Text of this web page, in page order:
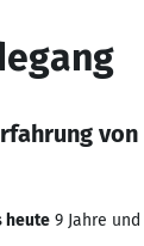
heute 9 Jahre